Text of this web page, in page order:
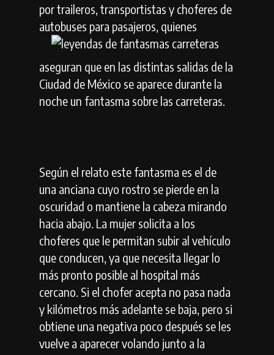
por traileros, transportistas y choferes de
autobuses para pasajeros, quienes
aseguran que en las distintas salidas de la
Ciudad de México se aparece durante la
noche un fantasma sobre las carreteras.
Según el relato este fantasma es el de
una anciana cuyo rostro se pierde en la
oscuridad o mantiene la cabeza mirando
hacia abajo. La mujer solicita a los
choferes que le permitan subir al vehículo
que conducen, ya que necesita llegar lo
más pronto posible al hospital más
cercano. Si el chofer acepta no pasa nada
y kilómetros más adelante se baja, pero si
obtiene una negativa poco después se les
vuelve a aparecer volando junto a la